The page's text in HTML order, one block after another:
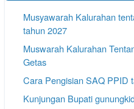
Musyawarah Kalurahan
tahun 2027
Muswarah Kalurahan
Getas
Cara Pengisian SAQ PPID
Kunjungan Bupati